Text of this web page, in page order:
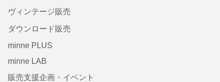
ヴィンテージ販売
ダウンロード販売
minne PLUS
minne LAB
販売支援企画・イベント